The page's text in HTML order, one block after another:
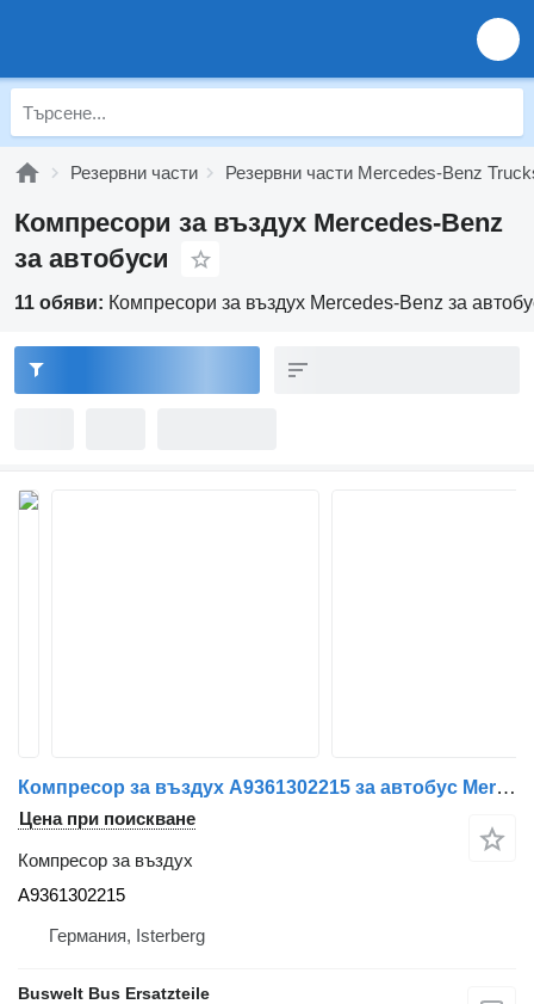
Резервни части Резервни части Mercedes-Benz
Компресори за въздух Mercedes-Benz
за автобуси
11 обяви: Компресори за въздух Mercedes-Benz за
Компресор за въздух A9361302215 за автобус Mercedes-Benz Citaro c2
Цена при поискване
Компресор за въздух
A9361302215
Германия, Isterberg
Buswelt Bus Ersatzteile